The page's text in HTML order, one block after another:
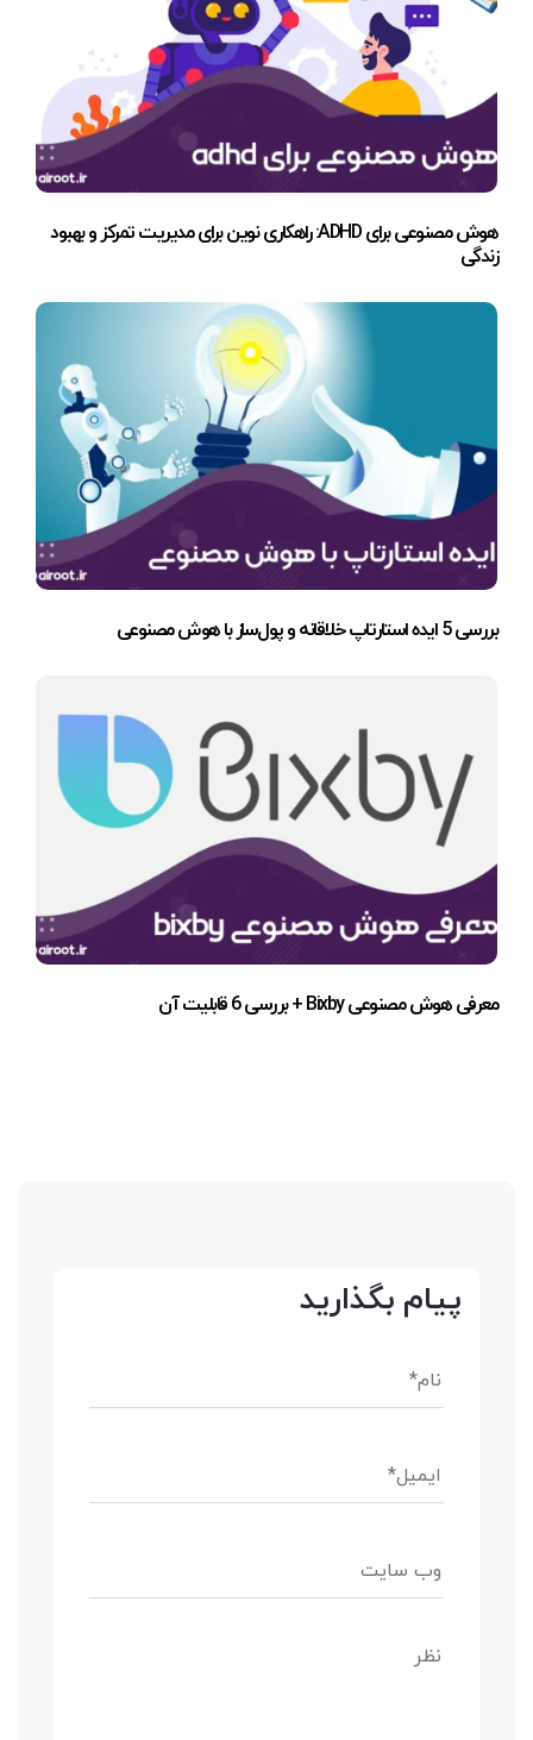
هوش مصنوعی برای ADHD: راهکاری نوین برای مدیریت تمرکز و بهبود
زندگی
بررسی 5 ایده استارتاپ خلاقانه و پول‌ساز با هوش مصنوعی
معرفی هوش مصنوعی Bixby + بررسی 6 قابلیت آن
پیام بگذارید